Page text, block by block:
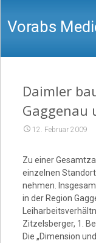
Vorabs
Daimler
Gaggenau
12. Februar 2009
Zu einer
einzelnen
nehmen.
in der Region
Zitzelsberger, 1.
Die „Dimension